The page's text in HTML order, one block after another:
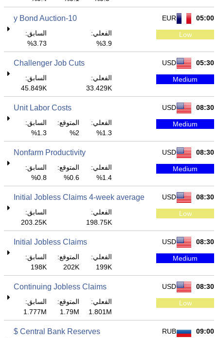
05:00
EUR
10-y Bond Auction
Low
الفعلي:
3.9%
السابق:
3.73%
05:30
USD
Challenger Job Cuts
Medium
الفعلي:
33.429K
السابق:
45.849K
08:30
USD
Unit Labor Costs
Medium
الفعلي:
1.3%
المتوقع:
2%
السابق:
1.3%
08:30
USD
Nonfarm Productivity
Medium
الفعلي:
1.4%
المتوقع:
0.6%
السابق:
0.8%
08:30
USD
Initial Jobless Claims 4-week average
Low
الفعلي:
198.75K
السابق:
203.25K
08:30
USD
Initial Jobless Claims
Medium
الفعلي:
199K
المتوقع:
202K
السابق:
198K
08:30
USD
Continuing Jobless Claims
Low
الفعلي:
1.801M
المتوقع:
1.79M
السابق:
1.777M
09:00
RUB
Central Bank Reserves $